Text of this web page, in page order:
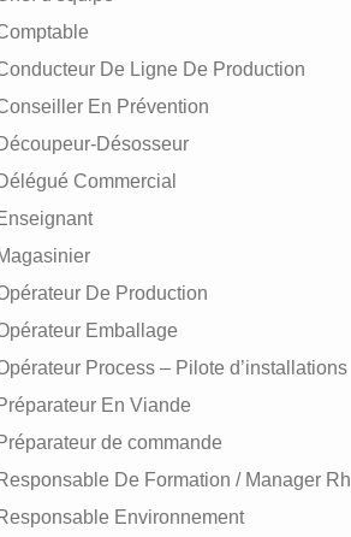
Comptable
Conducteur De Ligne De Production
Conseiller En Prévention
Découpeur-Désosseur
Délégué Commercial
Enseignant
Magasinier
Opérateur De Production
Opérateur Emballage
Opérateur Process – Pilote d’installations
Préparateur En Viande
Préparateur de commande
Responsable De Formation / Manager Rh
Responsable Environnement